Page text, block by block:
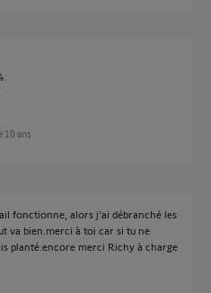
10 ans
fonctionne, alors j'ai débranché les
va bien.merci à toi car si tu ne
planté.encore merci Richy à charge